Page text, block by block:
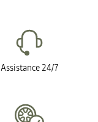
Assistance 24/7